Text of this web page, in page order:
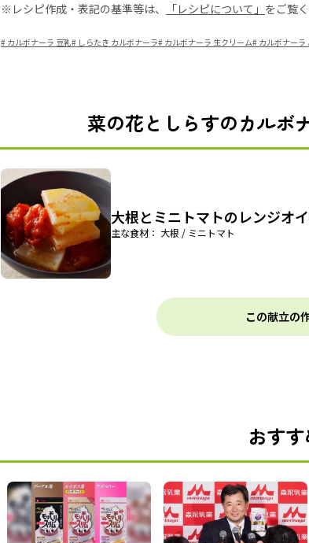
※レシピ作成・表記の基準等は、
「レシピについて」 をご覧
# カルボナーラ 豆乳# しらたき カルボナーラ# カルボナーラ 生クリーム# カルボナーラ
菜の花としらすのカルボ
大根とミニトマトのレンジオ
主な食材： 大根 / ミニトマト
この献立の
おす